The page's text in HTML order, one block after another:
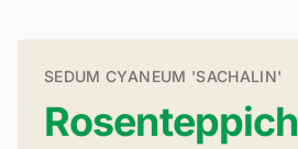
SEDUM CYANEUM 'SACHALIN'